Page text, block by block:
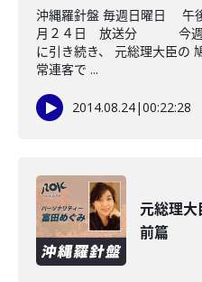
沖縄羅針盤 毎週日曜日
月２４日 放送分 今週の
に引き続き、 元総理大臣の
常連客で ...
2014.08.24|00:22:28
元総理
前篇